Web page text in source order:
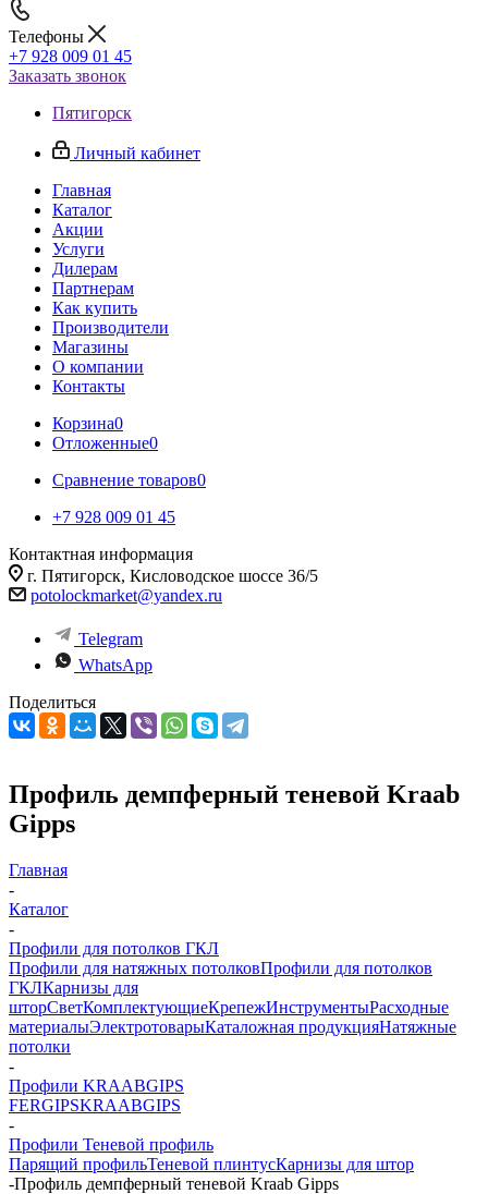
Телефоны
+7 928 009 01 45
Заказать звонок
Пятигорск
Личный кабинет
Главная
Каталог
Акции
Услуги
Дилерам
Партнерам
Как купить
Производители
Магазины
О компании
Контакты
Корзина0
Отложенные0
Сравнение товаров0
+7 928 009 01 45
Контактная информация
г. Пятигорск, Кисловодское шоссе 36/5
potolockmarket@yandex.ru
Telegram
WhatsApp
Поделиться
Профиль демпферный теневой Kraab
Gipps
Главная
-
Каталог
-
Профили для потолков ГКЛ
Профили для натяжных потолковПрофили для потолков
ГКЛКарнизы для
шторСветКомплектующиеКрепежИнструментыРасходные
материалыЭлектротоварыКаталожная продукцияНатяжные
потолки
-
Профили KRAABGIPS
FERGIPSKRAABGIPS
-
Профили Теневой профиль
Парящий профильТеневой плинтусКарнизы для штор
-Профиль демпферный теневой Kraab Gipps